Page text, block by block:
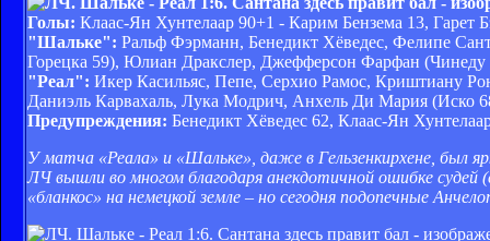
Голы: Клаас-Ян Хунтелаар 90+1 - Карим Бензема 13,
"Шальке": Ральф Фэрманн, Бенедикт Хёведес, Фелипе
Горецка 59), Юлиан Дракслер, Джефферсон Фарфан
"Реал": Икер Касильяс, Пепе, Серхио Рамос, Криштиану
Даниэль Карвахаль, Лука Модрич, Анхель Ди Мария (Иско
Предупреждения: Бенедикт Хёведес 62, Клаас-Ян
У матча «Реала» и «Шальке», даже в Гельзенкирхене, был
ЛЧ вышли во многом благодаря анекдотичной ошибке судей
«бланкос» на немецкой земле – но сегодня подопечные